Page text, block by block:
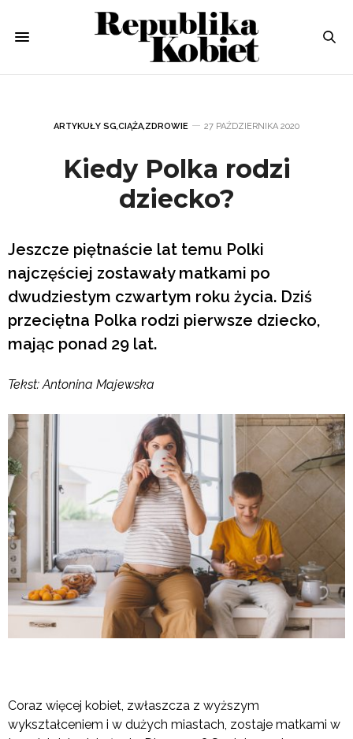
ARTYKUŁY SG,CIĄŻA,ZDROWIE 27 PAŹDZIERNIKA 2020
Kiedy Polka rodzi
dziecko?
Jeszcze piętnaście lat temu Polki
najczęściej zostawały matkami po
dwudziestym czwartym roku życia. Dziś
przeciętna Polka rodzi pierwsze dziecko,
mając ponad 29 lat.
Tekst: Antonina Majewska
Coraz więcej kobiet, zwłaszcza z wyższym
wykształceniem i w dużych miastach, zostaje matkami w